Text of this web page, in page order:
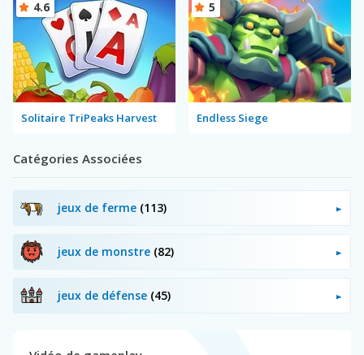
Solitaire TriPeaks Harvest
4.6
Endless Siege
5
Catégories Associées
jeux de ferme (113)
jeux de monstre (82)
jeux de défense (45)